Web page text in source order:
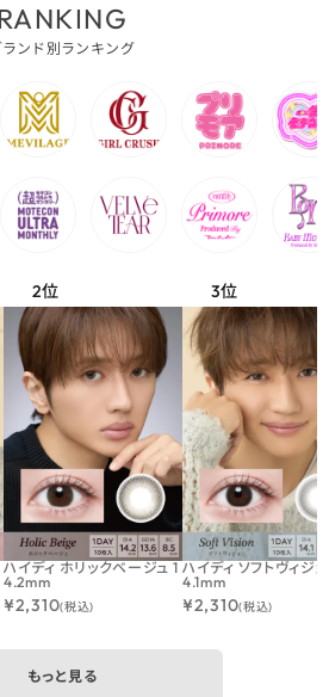
RANKING
ランド別ランキング
ハイディ ホリックベージュ 1
4.2mm
¥2,310(税込)
ハイディ ソフトヴィジ
4.1mm
¥2,310(税込)
もっと見る